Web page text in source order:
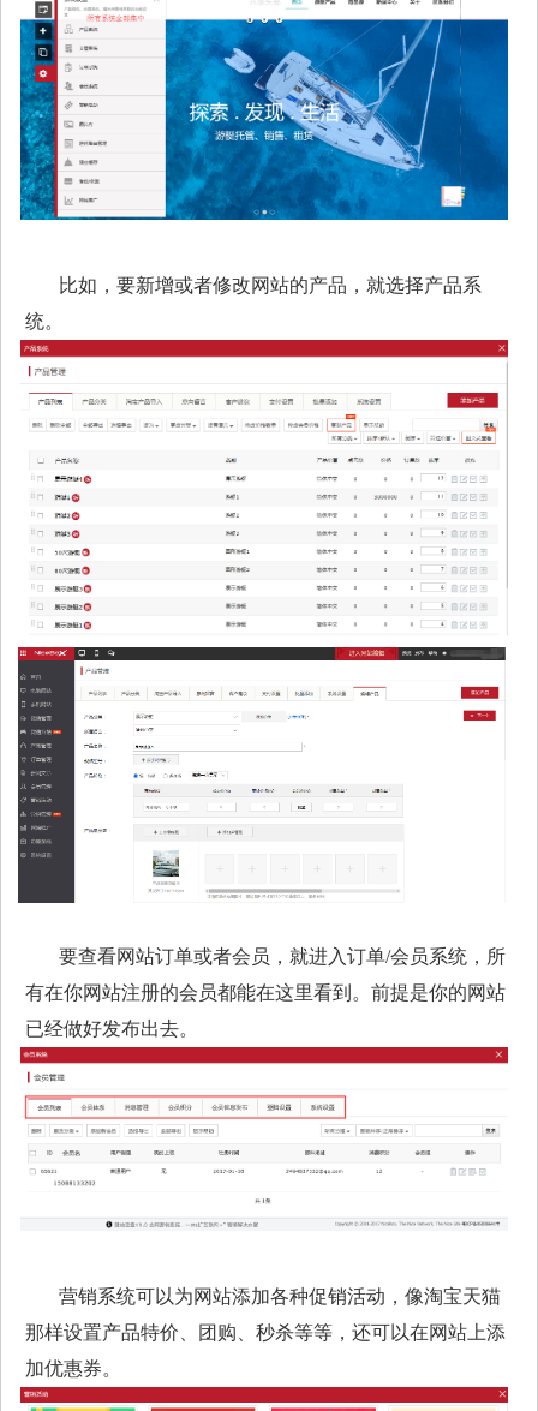
比如，要新增或者修改网站的产品，就选择产品系
统。
要查看网站订单或者会员，就进入订单/会员系统，所
有在你网站注册的会员都能在这里看到。前提是你的网站
已经做好发布出去。
营销系统可以为网站添加各种促销活动，像淘宝天猫
那样设置产品特价、团购、秒杀等等，还可以在网站上添
加优惠券。